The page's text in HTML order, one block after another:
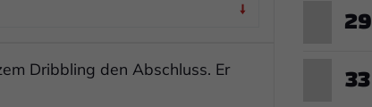
Dribbling den Abschluss. Er
29
33